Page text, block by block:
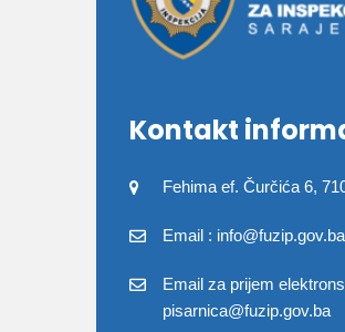
Kontakt
Fehima ef. Čurčića 6,
Email : info@fuzip.gov.ba
Email za prijem
pisarnica@fuzip.gov.ba